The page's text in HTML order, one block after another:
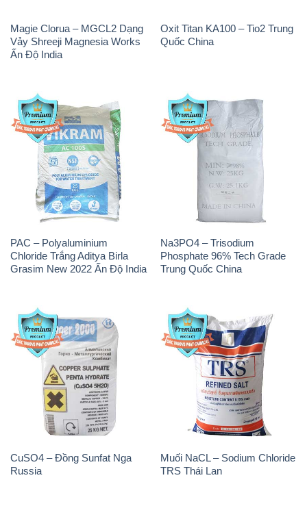
PAC – Polyaluminium
Chloride Trắng Aditya Birla
Grasim New 2022 Ấn Độ India
Phosphate 96% Tech Grade
Trung Quốc China
CuSO4 – Đồng Sunfat Nga
Muối NaCL – Sodium Chloride
TRS Thái Lan